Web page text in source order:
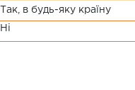
Так, в будь-яку країну
Ні